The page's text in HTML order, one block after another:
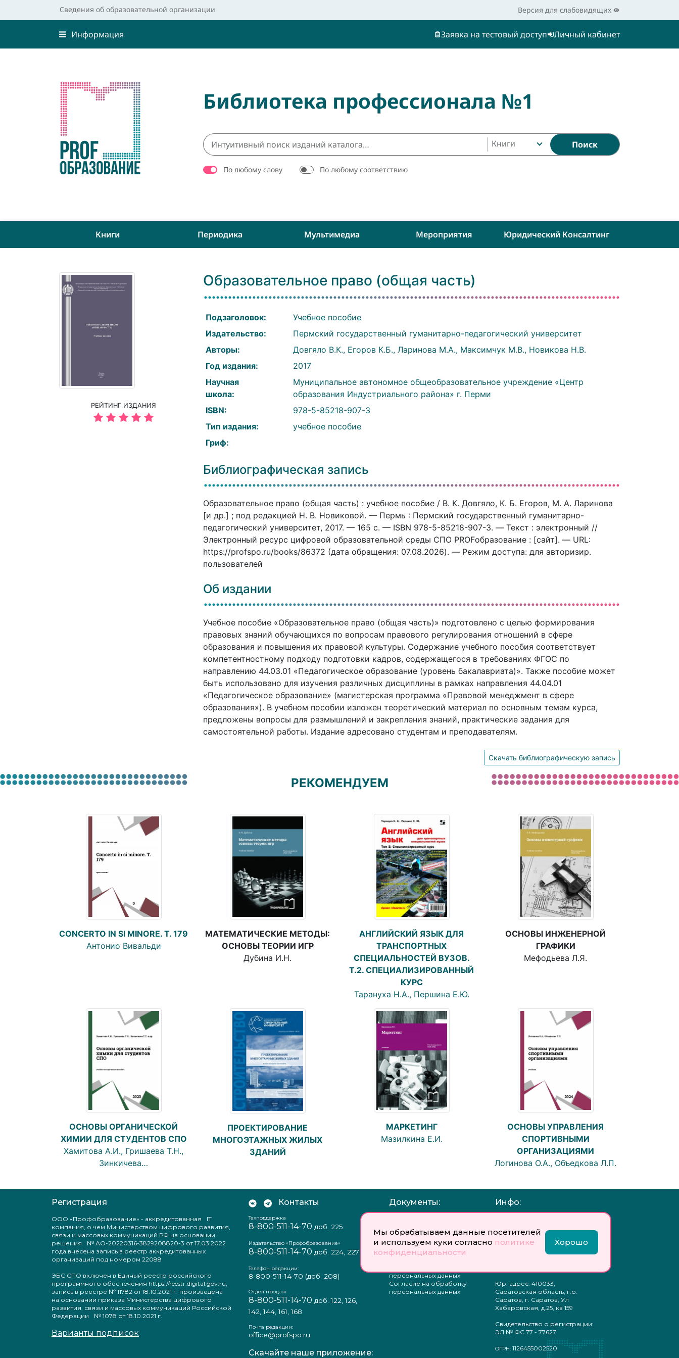
Мы обрабатываем данные посетителей
и используем куки согласно политике
конфиденциальности
Хорошо
Сведения об образовательной организации Версия для слабовидящих
Информация Заявка на тестовый доступ Личный кабинет
Библиотека профессионала №1
Книги Поиск
По любому слову По любому соответствию
Книги Периодика Мультимедиа Мероприятия Юридический Консалтинг
РЕЙТИНГ ИЗДАНИЯ
Образовательное право (общая часть)
Подзаголовок:
Учебное пособие
Издательство:
Пермский государственный гуманитарно-педагогический университет
Авторы:
Довгяло В.К., Егоров К.Б., Ларинова М.А., Максимчук М.В., Новикова Н.В.
Год издания:
2017
Научная
школа:
Муниципальное автономное общеобразовательное учреждение «Центр
образования Индустриального района» г. Перми
ISBN:
978-5-85218-907-3
Тип издания:
учебное пособие
Гриф:
Библиографическая запись
Образовательное право (общая часть) : учебное пособие / В. К. Довгяло, К. Б. Егоров, М. А. Ларинова
[и др.] ; под редакцией Н. В. Новиковой. — Пермь : Пермский государственный гуманитарно-
педагогический университет, 2017. — 165 c. — ISBN 978-5-85218-907-3. — Текст : электронный //
Электронный ресурс цифровой образовательной среды СПО PROFобразование : [сайт]. — URL:
https://profspo.ru/books/86372 (дата обращения: 07.08.2026). — Режим доступа: для авторизир.
пользователей
Об издании
Учебное пособие «Образовательное право (общая часть)» подготовлено с целью формирования
правовых знаний обучающихся по вопросам правового регулирования отношений в сфере
образования и повышения их правовой культуры. Содержание учебного пособия соответствует
компетентностному подходу подготовки кадров, содержащегося в требованиях ФГОС по
направлению 44.03.01 «Педагогическое образование (уровень бакалавриата)». Также пособие может
быть использовано для изучения различных дисциплины в рамках направления 44.04.01
«Педагогическое образование» (магистерская программа «Правовой менеджмент в сфере
образования»). В учебном пособии изложен теоретический материал по основным темам курса,
предложены вопросы для размышлений и закрепления знаний, практические задания для
самостоятельной работы. Издание адресовано студентам и преподавателям.
Скачать библиографическую запись
РЕКОМЕНДУЕМ
CONCERTO IN SI MINORE. T. 179
Антонио Вивальди
МАТЕМАТИЧЕСКИЕ МЕТОДЫ:
ОСНОВЫ ТЕОРИИ ИГР
Дубина И.Н.
АНГЛИЙСКИЙ ЯЗЫК ДЛЯ
ТРАНСПОРТНЫХ
СПЕЦИАЛЬНОСТЕЙ ВУЗОВ.
Т.2. СПЕЦИАЛИЗИРОВАННЫЙ
КУРС
Тарануха Н.А., Першина Е.Ю.
ОСНОВЫ ИНЖЕНЕРНОЙ
ГРАФИКИ
Мефодьева Л.Я.
ОСНОВЫ ОРГАНИЧЕСКОЙ
ХИМИИ ДЛЯ СТУДЕНТОВ СПО
Хамитова А.И., Гришаева Т.Н.,
Зинкичева…
ПРОЕКТИРОВАНИЕ
МНОГОЭТАЖНЫХ ЖИЛЫХ
ЗДАНИЙ
МАРКЕТИНГ
Мазилкина Е.И.
ОСНОВЫ УПРАВЛЕНИЯ
СПОРТИВНЫМИ
ОРГАНИЗАЦИЯМИ
Логинова О.А., Объедкова Л.П.
Регистрация
ООО «Профобразование» - аккредитованная IT
компания, о чем Министерством цифрового развития,
связи и массовых коммуникаций РФ на основании
решения № АО-20220316-3829208820-3 от 17.03.2022
года внесена запись в реестр аккредитованных
организаций под номером 22088
ЭБС СПО включен в Единый реестр российского
программного обеспечения https://reestr.digital.gov.ru,
запись в реестре № 11782 от 18.10.2021 г. произведена
на основании приказа Министерства цифрового
развития, связи и массовых коммуникаций Российской
Федерации № 1078 от 18.10.2021 г.
Варианты подписок
Контакты
Техподдержка
8-800-511-14-70 доб. 225
Издательство «Профобразование»
8-800-511-14-70 доб. 224, 227
Телефон редакции:
8-800-511-14-70 (доб. 208)
Отдел продаж
8-800-511-14-70 доб. 122, 126,
142, 144, 161, 168
Почта редакции:
office@profspo.ru
Скачайте наше приложение:
Документы:
Пользовательское
соглашение
Политика
персональных данных
Согласие на обработку
персональных данных
Инфо:
ответственностью
«Профобразование»
Юр. адрес: 410033,
Саратовская область, г.о.
Саратов, г. Саратов, Ул
Хабаровская, д.25, кв 159
Свидетельство о регистрации:
ЭЛ № ФС 77 - 77627
ОГРН: 1126455002520